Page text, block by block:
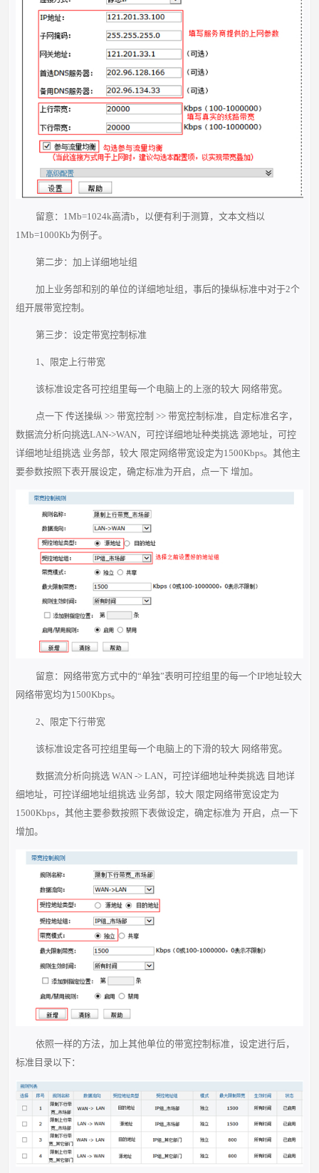
留意：1Mb=1024k高清b，以便有利于测算，文本文档以
1Mb=1000Kb为例子。
第二步：加上详细地址组
加上业务部和别的单位的详细地址组，事后的操纵标准中对于2个
组开展带宽控制。
第三步：设定带宽控制标准
1、限定上行带宽
该标准设定各可控组里每一个电脑上的上涨的较大 网络带宽。
点一下 传送操纵 >> 带宽控制 >> 带宽控制标准，自定标准名字，
数据流分析向挑选LAN->WAN，可控详细地址种类挑选 源地址，可控
详细地址组挑选 业务部，较大 限定网络带宽设定为1500Kbps。其他主
要参数按照下表开展设定，确定标准为开启，点一下 增加。
留意：网络带宽方式中的“单独”表明可控组里的每一个IP地址较大
网络带宽均为1500Kbps。
2、限定下行带宽
该标准设定各可控组里每一个电脑上的下滑的较大 网络带宽。
数据流分析向挑选 WAN -> LAN，可控详细地址种类挑选 目地详
细地址，可控详细地址组挑选 业务部，较大 限定网络带宽设定为
1500Kbps，其他主要参数按照下表做设定，确定标准为 开启，点一下
增加。
依照一样的方法，加上其他单位的带宽控制标准，设定进行后，
标准目录以下：